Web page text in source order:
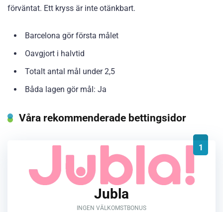
förväntat. Ett kryss är inte otänkbart.
Barcelona gör första målet
Oavgjort i halvtid
Totalt antal mål under 2,5
Båda lagen gör mål: Ja
Våra rekommenderade bettingsidor
1
Jubla
INGEN VÄLKOMSTBONUS